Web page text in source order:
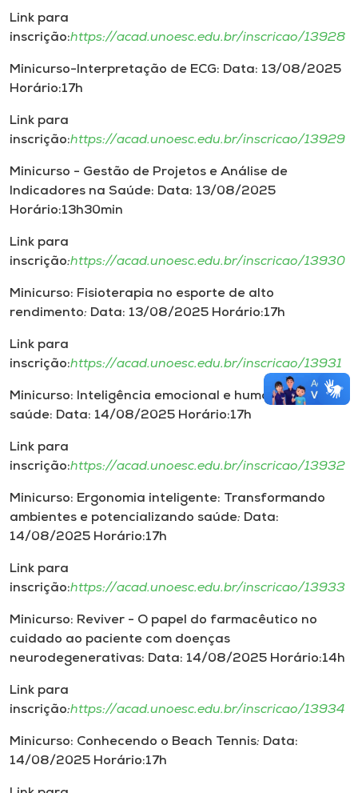
Link para
inscrição:https://acad.unoesc.edu.br/inscricao/13928
Minicurso-Interpretação de ECG: Data: 13/08/2025
Horário:17h
Link para
inscrição:https://acad.unoesc.edu.br/inscricao/13929
Minicurso - Gestão de Projetos e Análise de
Indicadores na Saúde: Data: 13/08/2025
Horário:13h30min
Link para
inscrição:https://acad.unoesc.edu.br/inscricao/13930
Minicurso: Fisioterapia no esporte de alto
rendimento: Data: 13/08/2025 Horário:17h
Link para
inscrição:https://acad.unoesc.edu.br/inscricao/13931
Minicurso: Inteligência emocional e humanização em
saúde: Data: 14/08/2025 Horário:17h
Link para
inscrição:https://acad.unoesc.edu.br/inscricao/13932
Minicurso: Ergonomia inteligente: Transformando
ambientes e potencializando saúde: Data:
14/08/2025 Horário:17h
Link para
inscrição:https://acad.unoesc.edu.br/inscricao/13933
Minicurso: Reviver - O papel do farmacêutico no
cuidado ao paciente com doenças
neurodegenerativas: Data: 14/08/2025 Horário:14h
Link para
inscrição:https://acad.unoesc.edu.br/inscricao/13934
Minicurso: Conhecendo o Beach Tennis: Data:
14/08/2025 Horário:17h